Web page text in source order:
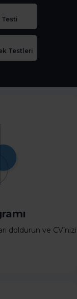
Testi
Testleri
doldurun ve CV’nizi